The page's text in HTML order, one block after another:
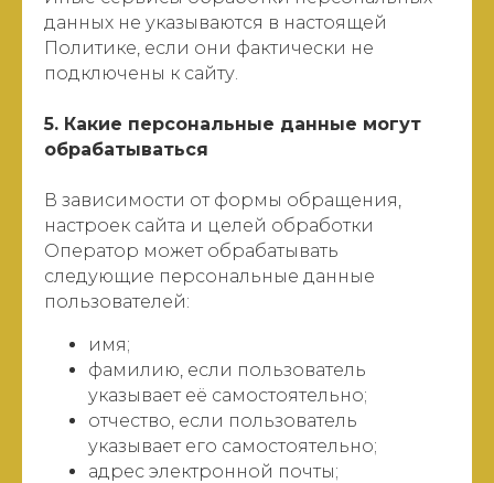
данных не указываются в настоящей
Политике, если они фактически не
подключены к сайту.
5. Какие персональные данные могут
обрабатываться
В зависимости от формы обращения,
настроек сайта и целей обработки
Оператор может обрабатывать
следующие персональные данные
пользователей:
имя;
фамилию, если пользователь
указывает её самостоятельно;
отчество, если пользователь
указывает его самостоятельно;
адрес электронной почты;